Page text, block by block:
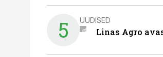
5 UUDISED
Linas Agro